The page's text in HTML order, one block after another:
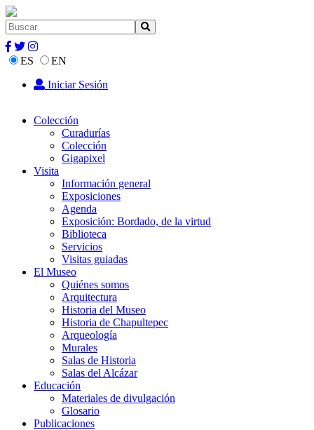
ES
EN
Iniciar Sesión
Colección
Curadurías
Colección
Gigapixel
Visita
Información general
Exposiciones
Agenda
Exposición: Bordado, de la virtud
Biblioteca
Servicios
Visitas guiadas
El Museo
Quiénes somos
Arquitectura
Historia del Museo
Historia de Chapultepec
Arqueología
Murales
Salas de Historia
Salas del Alcázar
Educación
Materiales de divulgación
Glosario
Publicaciones